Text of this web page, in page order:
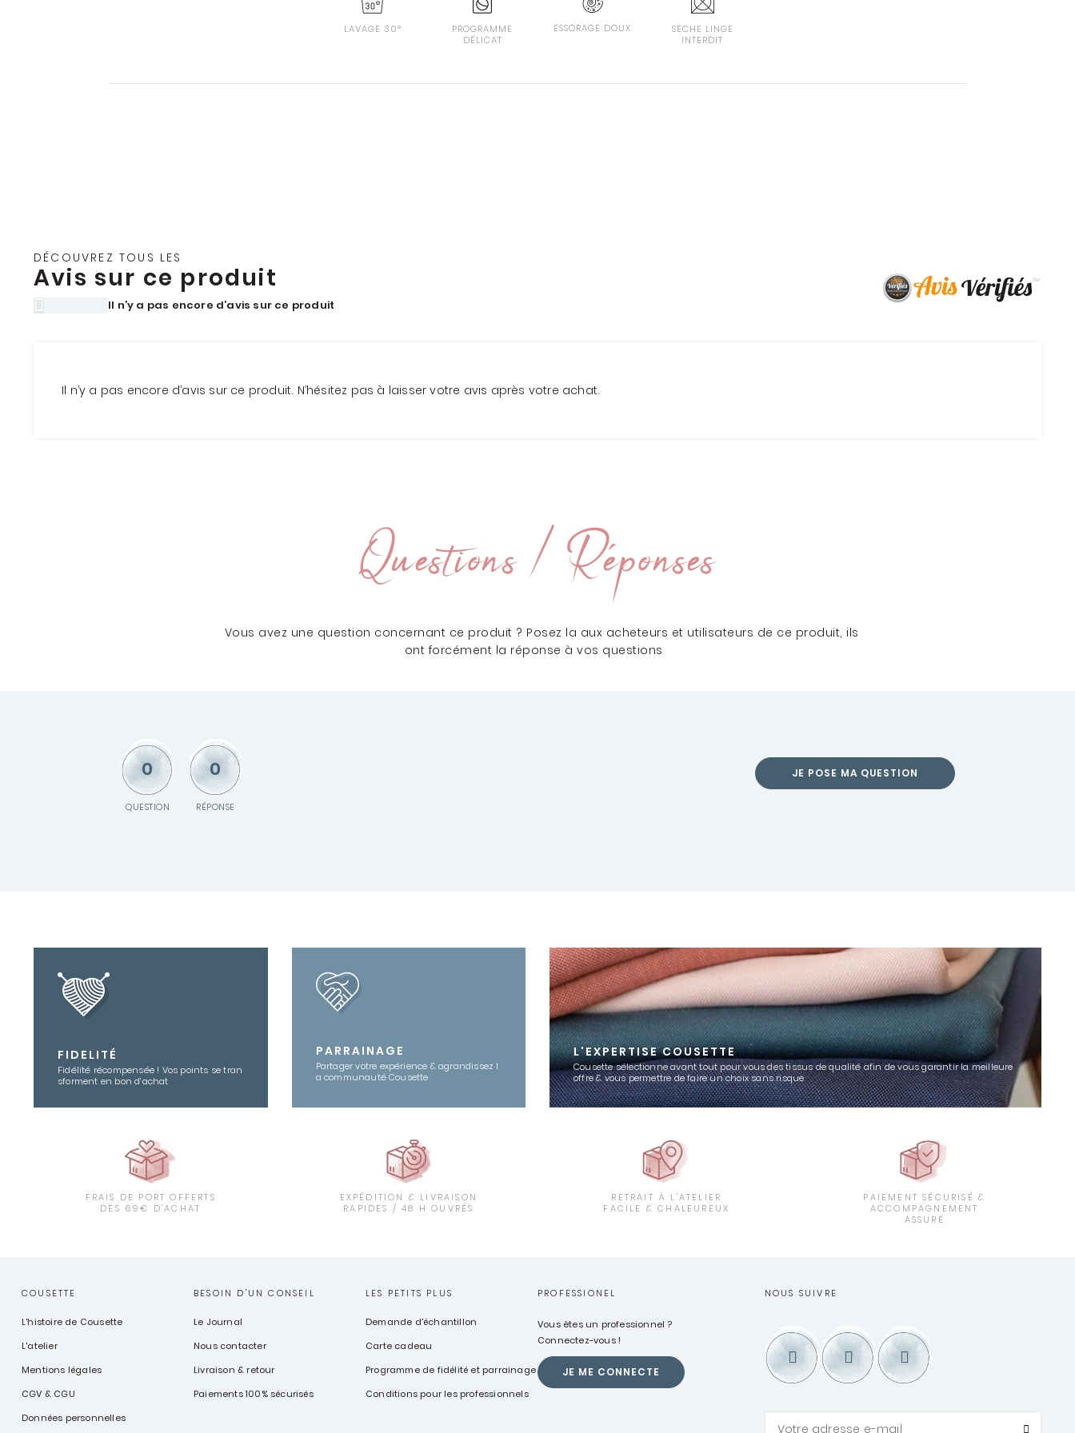
LAVAGE 30°
PROGRAMME
DÉLICAT
ESSORAGE DOUX
SÈCHE LINGE
INTERDIT
DÉCOUVREZ TOUS LES
Avis sur ce produit
Il n’y a pas encore d’avis sur ce produit
Il n’y a pas encore d’avis sur ce produit. N’hésitez pas à laisser votre avis après votre achat.
Questions / Réponses
Vous avez une question concernant ce produit ? Posez la aux acheteurs et utilisateurs de ce produit, ils
ont forcément la réponse à vos questions
0
QUESTION
0
RÉPONSE
JE POSE MA QUESTION
FIDELITÉ
Fidélité récompensée ! Vos points se tran
sforment en bon d’achat
PARRAINAGE
Partager votre expérience & agrandissez l
a communauté Cousette
L'EXPERTISE COUSETTE
Cousette sélectionne avant tout pour vous des tissus de qualité afin de vous garantir la meilleure
offre & vous permettre de faire un choix sans risque
FRAIS DE PORT OFFERTS
DÈS 69€ D'ACHAT
EXPÉDITION & LIVRAISON
RAPIDES / 48 H OUVRÉS
RETRAIT À L'ATELIER
FACILE & CHALEUREUX
PAIEMENT SÉCURISÉ &
ACCOMPAGNEMENT
ASSURÉ
COUSETTE
L'histoire de Cousette
L'atelier
Mentions légales
CGV & CGU
Données personnelles
BESOIN D'UN CONSEIL
Le Journal
Nous contacter
Livraison & retour
Paiements 100% sécurisés
LES PETITS PLUS
Demande d'échantillon
Carte cadeau
Programme de fidélité et parrainage
Conditions pour les professionnels
PROFESSIONEL
Vous êtes un professionnel ?
Connectez-vous !
JE ME CONNECTE
NOUS SUIVRE